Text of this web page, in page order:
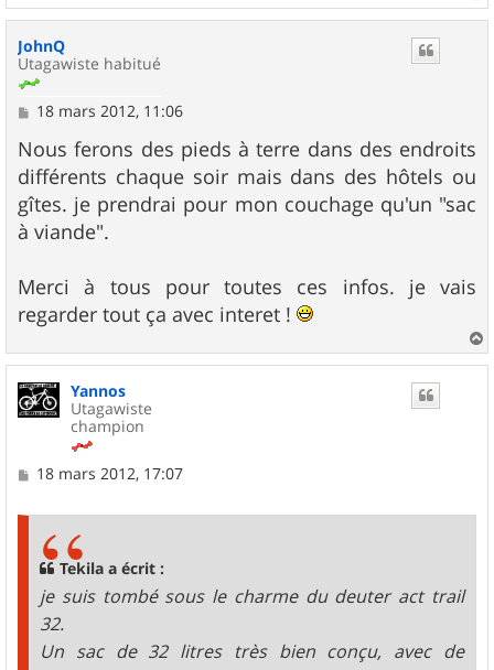
a
JohnQ
Utagawiste habitué
M
s
s
a
g
e
18 mars 2012, 11:06
Nous ferons des pieds à terre dans des endroits
différents chaque soir mais dans des hôtels ou
gîtes. je prendrai pour mon couchage qu'un "sac
à viande".
Merci à tous pour toutes ces infos. je vais
regarder tout ça avec interet !
a
Yannos
Utagawiste
champion
M18 mars 2012, 17:07
Tekila a écrit :
je suis tombé sous le charme du deuter act trail
32.
Un sac de 32 litres très bien conçu, avec de